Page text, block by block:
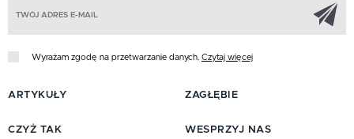
Wyrażam zgodę na przetwarzanie danych. Czytaj więcej
ARTYKUŁY
CZYŻ TAK
ZAGŁĘBIE
WESPRZYJ NAS